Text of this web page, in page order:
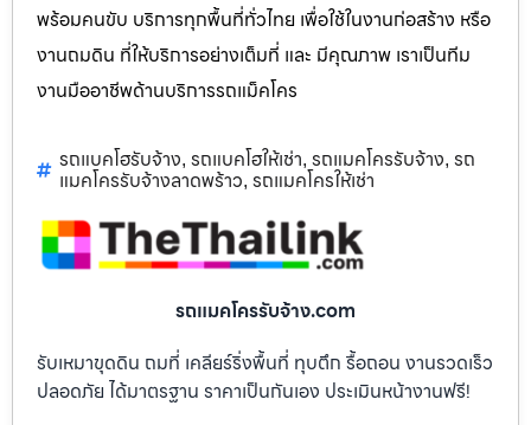
พร้อมคนขับ บริการทุกพื้นที่ทั่วไทย เพื่อใช้ในงานก่อสร้าง หรือ
งานถมดิน ที่ให้บริการอย่างเต็มที่ และ มีคุณภาพ เราเป็นทีม
งานมืออาชีพด้านบริการรถแม็คโคร
รถแบคโฮรับจ้าง, รถแบคโฮให้เช่า, รถแมคโครรับจ้าง, รถ
แมคโครรับจ้างลาดพร้าว, รถแมคโครให้เช่า
รถแมคโครรับจ้าง.com
รับเหมาขุดดิน ถมที่ เคลียร์ริ่งพื้นที่ ทุบตึก รื้อถอน งานรวดเร็ว
ปลอดภัย ได้มาตรฐาน ราคาเป็นกันเอง ประเมินหน้างานฟรี!